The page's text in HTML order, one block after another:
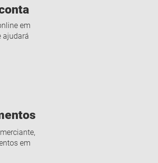
em
ajudará
em